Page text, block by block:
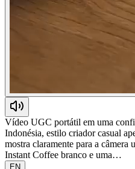
Vídeo UGC portátil em uma
Indonésia, estilo criador casual
mostra claramente para a câmera
Instant Coffee branco e uma…
EN